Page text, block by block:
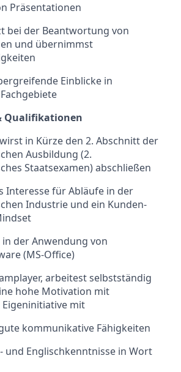
Präsentationen
bei der Beantwortung von
und übernimmst
Einblicke in
Qualifikationen
in Kürze den 2. Abschnitt der
Ausbildung (2.
Staatsexamen) abschließen
Interesse für Abläufe in der
Industrie und ein Kunden-
der Anwendung von
(MS-Office)
arbeitest selbstständig
hohe Motivation mit
mit
kommunikative Fähigkeiten
und Englischkenntnisse in Wort